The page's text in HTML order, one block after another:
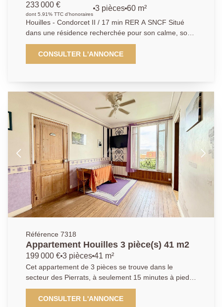
233 000 €
dont 5.91% TTC d'honoraires
3 pièces 60 m²
Houilles - Condorcet II / 17 min RER A SNCF Situé
dans une résidence recherchée pour son calme, son
aspect familiale, proche des écoles et à 5 min en bus
de la gare Houilles / Carrières sur seine (17 min à
pied), nous avons le plaisir de vous présenter en
avec accès sur un balcon et sa vue dégagée sur la
Défense. Une cuisine indépendante et équipée, un
cellier. Le couloir équipé de nombreux rangements
dessert un WC indépendant, une salle de bains
spacieuse avec sa partie buanderie, deux belles
chambres dont une avec dressing. Pour finir, une
cave en sous-sol complète ce bien ainsi qu'un local à
vélo collectif. Parking collectif dans la résidence pour
un stationnement sans difficulté et arrêt de bus situé
en face. Bien proposé par Kyllian GABA, agent
commercial (903 414 209 R.S.A.C Versailles) Les
informations sur les risques auxquels ce bien est
exposé sont disponibles sur le site Géorisques :
www.georisques.gouv.fr
CONSULTER L'ANNONCE
Référence 7318
Appartement Houilles 3 pièce(s) 41 m2
199 000 € 3 pièces 41 m²
Cet appartement de 3 pièces se trouve dans le
secteur des Pierrats, à seulement 15 minutes à pied
de l'arrêt de tram T2 et de la gare de
Houilles/Carrières-sur-Seine. Il est proche des
CONSULTER L'ANNONCE